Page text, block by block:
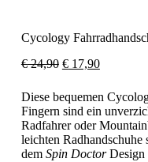
Cycology
€24,90 Ursprünglicher
war:
€ 24,90
€17,90Aktueller
ist:
€ 17,90.
Diese bequemen
Fingern sind ein
Radfahrer oder
leichten Radhandschuhe
dem Spin DoctorDesign